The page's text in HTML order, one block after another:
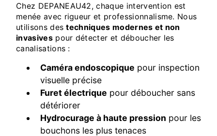
Chez DEPANEAU42, chaque intervention est
menée avec rigueur et professionnalisme. Nous
utilisons destechniques modernes et non
invasivespour détecter et déboucher les
canalisations :
Caméra endoscopique pour inspection
visuelle précise
Furet électrique pour déboucher sans
détériorer
Hydrocurage à haute pression pour les
bouchons les plus tenaces